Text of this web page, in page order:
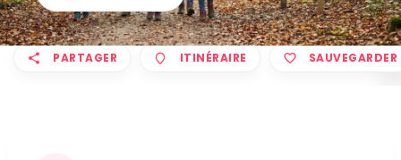
PARTAGER ITINÉRAIRE SAUVEGARDER